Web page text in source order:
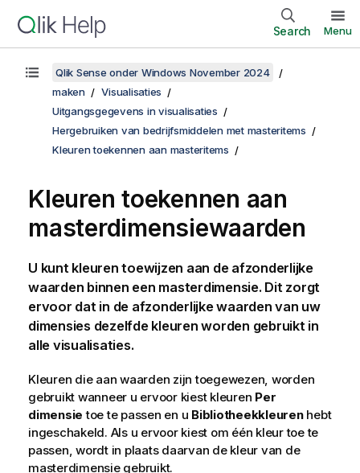
Search Menu
Qlik Sense onder Windows November 2024
maken
Visualisaties
Uitgangsgegevens in visualisaties
Hergebruiken van bedrijfsmiddelen met masteritems
Kleuren toekennen aan masteritems
Kleuren toekennen aan
masterdimensiewaarden
U kunt kleuren toewijzen aan de afzonderlijke
waarden binnen een masterdimensie. Dit zorgt
ervoor dat in de afzonderlijke waarden van uw
dimensies dezelfde kleuren worden gebruikt in
alle visualisaties.
Kleuren die aan waarden zijn toegewezen, worden
gebruikt wanneer u ervoor kiest kleuren Per
dimensie toe te passen en u Bibliotheekkleurenhebt
ingeschakeld. Als u ervoor kiest om één kleur toe te
passen, wordt in plaats daarvan de kleur van de
masterdimensie gebruikt.